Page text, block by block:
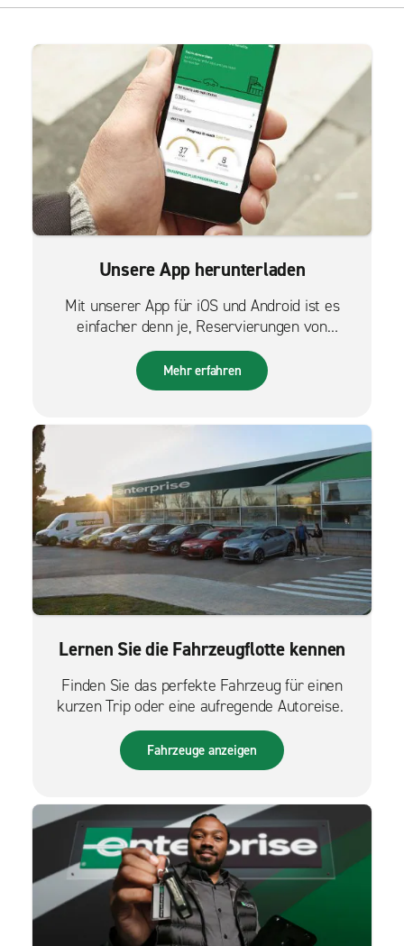
Unsere App herunterladen
Mit unserer App für iOS und Android ist es
einfacher denn je, Reservierungen von
unterwegs zu verwalten.
Mehr erfahren
Lernen Sie die Fahrzeugflotte kennen
Finden Sie das perfekte Fahrzeug für einen
kurzen Trip oder eine aufregende Autoreise.
Fahrzeuge anzeigen